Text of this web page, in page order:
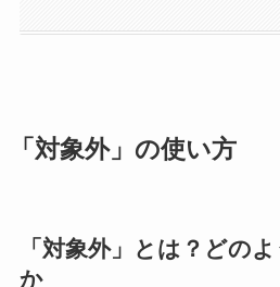
「対象外」の使い方
「対象外」とは？どの
か